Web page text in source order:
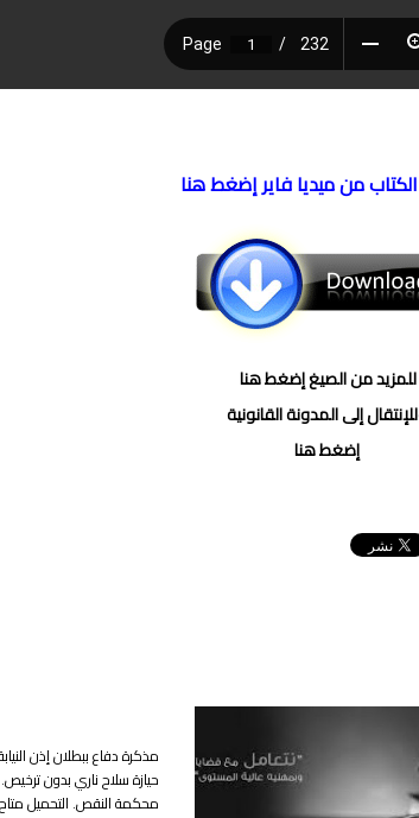
من ميديا فاير إضغط هنا
للمزيد من الصيغ إضغط هنا
إلى المدونة القانونية
إضغط هنا
مذكرة دفاع ببطلان إذن
حيازة سلاح ناري بدون
محكمة النقص. التحميل